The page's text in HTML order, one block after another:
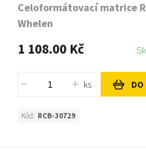
Celoformátovací matrice
Whelen
1 108.00 Kč
ks DO
Kód: RCB-30729